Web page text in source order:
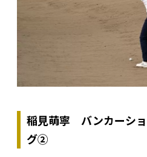
稲見萌寧 バンカーシ
グ②